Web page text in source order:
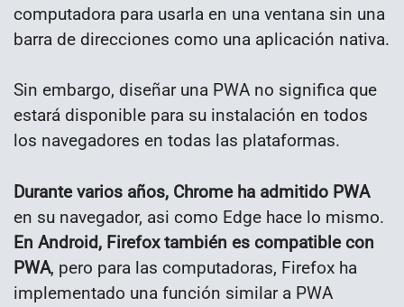
computadora para usarla en una ventana sin una
barra de direcciones como una aplicación nativa.
Sin embargo, diseñar una PWA no significa que
estará disponible para su instalación en todos
los navegadores en todas las plataformas.
Durante varios años, Chrome ha admitido PWA
en su navegador, asi como Edge hace lo mismo.
En Android, Firefox también es compatible con
PWA, pero para las computadoras, Firefox ha
implementado una función similar a PWA